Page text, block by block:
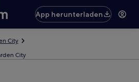
App herunterladen
City
City